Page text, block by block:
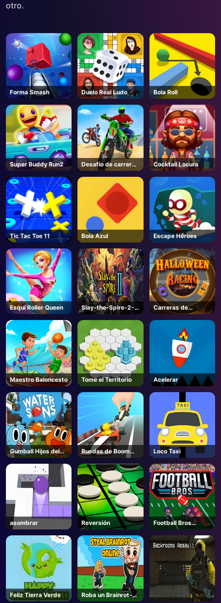
AD
otro.
Forma Smash Duelo Real Ludo Bola Roll
Super Buddy Run2
Desafío de carreras
Moto 3d
Cocktail Locura
Tic Tac Toe 11 Bola Azul Escape Héroes
Esquí Roller Queen
Slay-the-Spire-2-
Steam
Carreras de
Halloween
Maestro Baloncesto Tome el Territorio Acelerar
Gumball Hijos del
agua
Ruedas de Boom
3D
Loco Taxi
asombrar Reversión
Football Bros
Unblocked
Feliz Tierra Verde
Roba un Brainrot-